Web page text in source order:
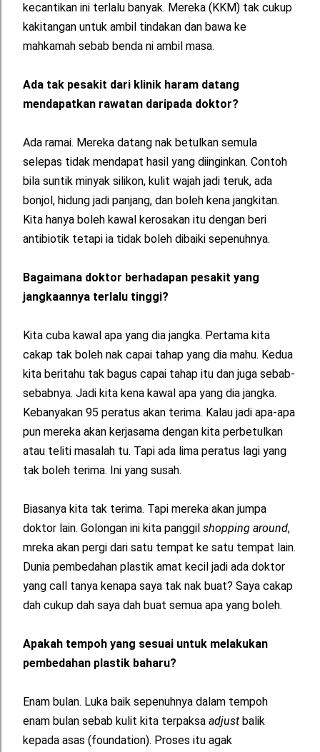
kecantikan ini terlalu banyak. Mereka (KKM) tak cukup
kakitangan untuk ambil tindakan dan bawa ke
mahkamah sebab benda ni ambil masa.
Ada tak pesakit dari klinik haram datang
mendapatkan rawatan daripada doktor?
Ada ramai. Mereka datang nak betulkan semula
selepas tidak mendapat hasil yang diinginkan. Contoh
bila suntik minyak silikon, kulit wajah jadi teruk, ada
bonjol, hidung jadi panjang, dan boleh kena jangkitan.
Kita hanya boleh kawal kerosakan itu dengan beri
antibiotik tetapi ia tidak boleh dibaiki sepenuhnya.
Bagaimana doktor berhadapan pesakit yang
jangkaannya terlalu tinggi?
Kita cuba kawal apa yang dia jangka. Pertama kita
cakap tak boleh nak capai tahap yang dia mahu. Kedua
kita beritahu tak bagus capai tahap itu dan juga sebab-
sebabnya. Jadi kita kena kawal apa yang dia jangka.
Kebanyakan 95 peratus akan terima. Kalau jadi apa-apa
pun mereka akan kerjasama dengan kita perbetulkan
atau teliti masalah tu. Tapi ada lima peratus lagi yang
tak boleh terima. Ini yang susah.
Biasanya kita tak terima. Tapi mereka akan jumpa
doktor lain. Golongan ini kita panggil shopping around,
mreka akan pergi dari satu tempat ke satu tempat lain.
Dunia pembedahan plastik amat kecil jadi ada doktor
yang call tanya kenapa saya tak nak buat? Saya cakap
dah cukup dah saya dah buat semua apa yang boleh.
Apakah tempoh yang sesuai untuk melakukan
pembedahan plastik baharu?
Enam bulan. Luka baik sepenuhnya dalam tempoh
enam bulan sebab kulit kita terpaksa adjust balik
kepada asas (foundation). Proses itu agak